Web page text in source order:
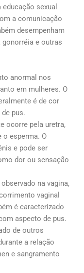
sexual
a comunicação
desempenham
gonorréia e outras
anormal nos
em mulheres. O
é de cor
pus.
ocorre pela uretra,
o esperma. O
e pode ser
dor ou sensação
na vagina,
vaginal
é caracterizado
aspecto de pus.
de outros
a relação
e sangramento